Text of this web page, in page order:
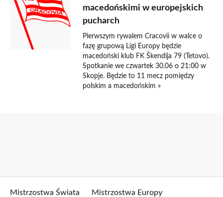
macedońskimi w europejskich
pucharch
Pierwszym rywalem Cracovii w walce o
fazę grupową Ligi Europy będzie
macedoński klub FK Škendija 79 (Tetovo).
Spotkanie we czwartek 30.06 o 21:00 w
Skopje. Będzie to 11 mecz pomiędzy
polskim a macedońskim »
Mistrzostwa Świata Mistrzostwa Europy